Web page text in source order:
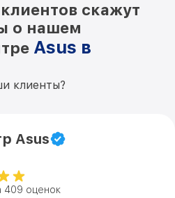
скажут
о нашем
Asus в
клиенты?
Asus
409 оценок